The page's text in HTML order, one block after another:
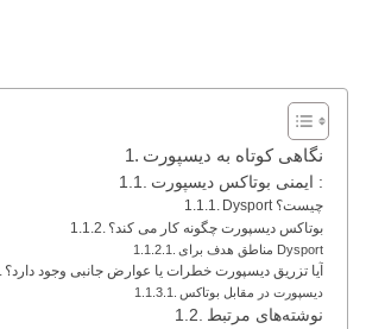
نگاهی کوتاه به دیسپورت
ایمنی بوتاکس دیسپورت :
Dysport چیست؟
بوتاکس دیسپورت چگونه کار می کند؟
مناطق هدف برای Dysport
آیا تزریق دیسپورت خطرات یا عوارض جانبی وجود دارد؟
دیسپورت در مقابل بوتاکس
نوشته‌های مرتبط